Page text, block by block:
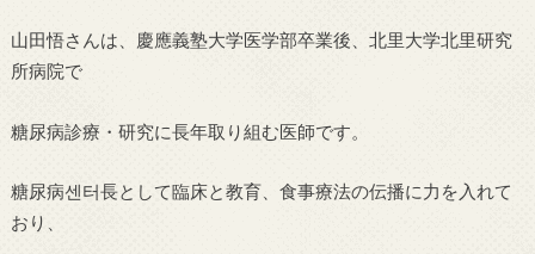
山田悟さんは、慶應義塾大学医学部卒業後、北里大学北里研究
所病院で
糖尿病診療・研究に長年取り組む医師です。
糖尿病센터長として臨床と教育、食事療法の伝播に力を入れて
おり、